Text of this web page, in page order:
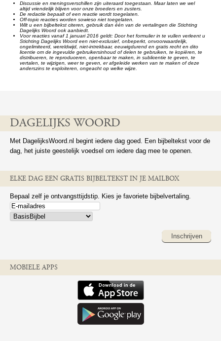
Discussie en meningsverschillen zijn uiteraard toegestaan. Maar laten we wel
altijd vriendelijk blijven voor onze broeders en zusters.
De redactie bepaalt of een reactie wordt toegelaten.
Off-topic reacties worden sowieso niet toegelaten.
Wilt u een bijbeltekst citeren, gebruik dan één van de vertalingen die Stichting
Dagelijks Woord ook aanbiedt.
Voor reacties vanaf 1 januari 2016 geldt: Door het formulier in te vullen verleent u
Stichting Dagelijks Woord een niet-exclusief, onbeperkt, onvoorwaardelijk,
ongelimiteerd, wereldwijd, niet-intrekbaar, eeuwigdurend en gratis recht en dito
licentie om de ingevulde gebruikersinhoud of delen te gebruiken, te kopiëren, te
distribueren, te reproduceren, openbaar te maken, in sublicentie te geven, te
vertalen, te wijzigen, weer te geven, er afgeleide werken van te maken of deze
anderszins te exploiteren, ongeacht op welke wijze.
DAGELIJKS WOORD
Met DagelijksWoord.nl begint iedere dag goed. Een bijbeltekst voor de
dag, het juiste geestelijk voedsel om iedere dag mee te openen.
ELKE DAG EEN GRATIS BIJBELTEKST IN JE MAILBOX
Bepaal zelf je ontvangsttijdstip. Kies je favoriete bijbelvertaling.
Inschrijven
MOBIELE APPS